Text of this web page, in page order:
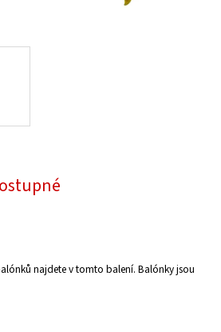
najdete v tomto balení. Balónky jsou